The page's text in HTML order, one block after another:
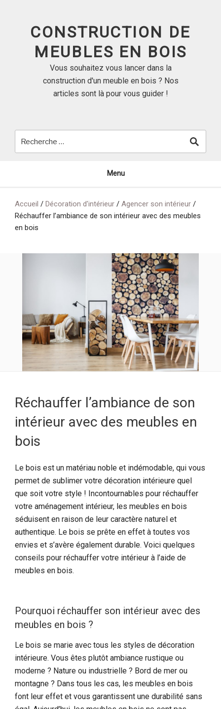
CONSTRUCTION DE
MEUBLES EN BOIS
Vous souhaitez vous lancer dans la
construction d'un meuble en bois ? Nos
articles sont là pour vous guider !
Menu
Accueil / Décoration d'intérieur / Agencer son intérieur /
Réchauffer l’ambiance de son intérieur avec des meubles
en bois
Réchauffer l’ambiance de son
intérieur avec des meubles en
bois
Le bois est un matériau noble et indémodable, qui vous
permet de sublimer votre décoration intérieure quel
que soit votre style ! Incontournables pour réchauffer
votre aménagement intérieur, les meubles en bois
séduisent en raison de leur caractère naturel et
authentique. Le bois se prête en effet à toutes vos
envies et s’avère également durable. Voici quelques
conseils pour réchauffer votre intérieur à l’aide de
meubles en bois.
Pourquoi réchauffer son intérieur avec des
meubles en bois ?
Le bois se marie avec tous les styles de décoration
intérieure. Vous êtes plutôt ambiance rustique ou
moderne ? Nature ou industrielle ? Bord de mer ou
montagne ? Dans tous les cas, les meubles en bois
font leur effet et vous garantissent une durabilité sans